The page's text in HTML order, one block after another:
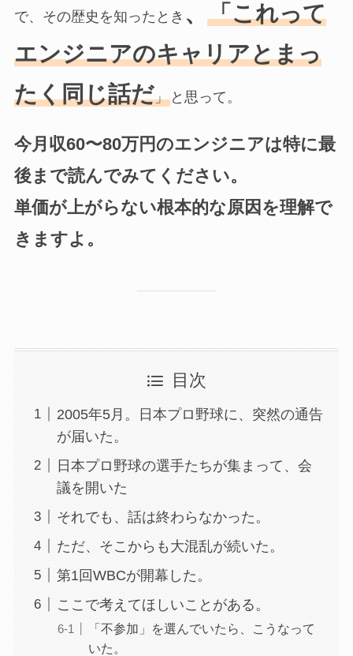
で、その歴史を知ったとき 、 「これって
エンジニアのキャリアとまっ
たく同じ話だ」と思って。
今月収60〜80万円のエンジニアは特に最
後まで読んでみてください。
単価が上がらない根本的な原因を理解で
きますよ。
目次
2005年5月。日本プロ野球に、突然の通告
が届いた。
日本プロ野球の選手たちが集まって、会
議を開いた
それでも、話は終わらなかった。
ただ、そこからも大混乱が続いた。
第1回WBCが開幕した。
ここで考えてほしいことがある。
「不参加」を選んでいたら、こうなって
いた。